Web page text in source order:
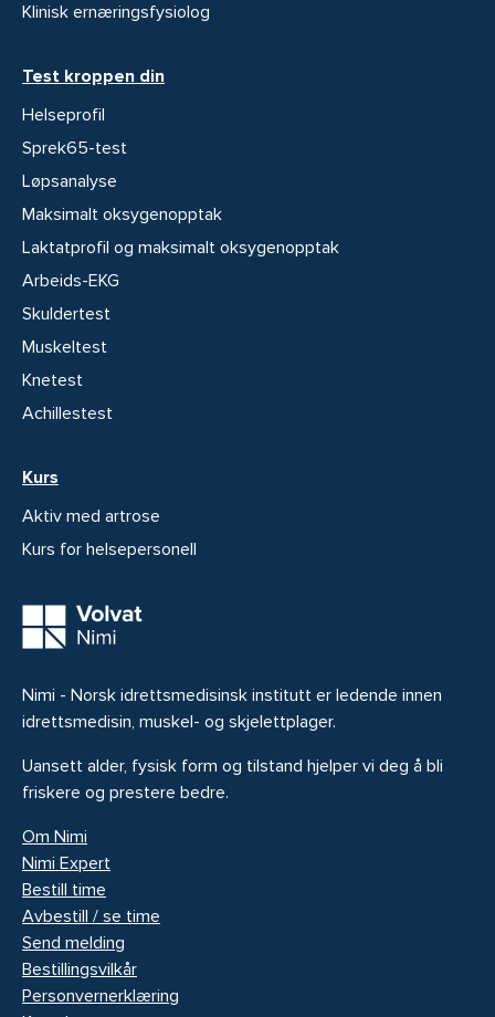
Nimi - Norsk idrettsmedisinsk institutt er ledende innen
idrettsmedisin, muskel- og skjelettplager.
Uansett alder, fysisk form og tilstand hjelper vi deg å bli
friskere og prestere bedre.
Om Nimi
Nimi Expert
Bestill time
Avbestill / se time
Send melding
Bestillingsvilkår
Personvernerklæring
Klinisk ernæringsfysiolog
Test kroppen din
Helseprofil
Sprek65-test
Løpsanalyse
Maksimalt oksygenopptak
Laktatprofil og maksimalt oksygenopptak
Arbeids-EKG
Skuldertest
Muskeltest
Knetest
Achillestest
Kurs
Aktiv med artrose
Kurs for helsepersonell